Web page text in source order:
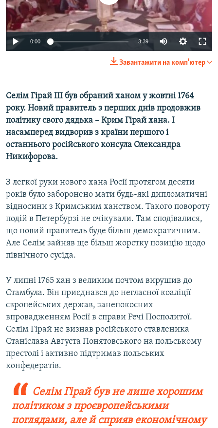
ВІДЕОУРОКИ «ELIFBE»
СВІДЧЕННЯ ОКУПАЦІЇ
УКРАЇНСЬКА ПРОБЛЕМА КРИМУ
Русский
Qırımtatar
Усі сайти RFE/RL
0:00 3:39
Завантажити на комп'ютер
Селім Гірай III був обраний ханом у жовтні 1764
року. Новий правитель з перших днів продовжив
політику свого дядька – Крим Гірай хана. І
насамперед видворив з країни першого і
останнього російського консула Олександра
Никифорова.
З легкої руки нового хана Росії протягом десяти
років було заборонено мати будь-які дипломатичні
відносини з Кримським ханством. Такого повороту
подій в Петербурзі не очікували. Там сподівалися,
що новий правитель буде більш демократичним.
Але Селім зайняв ще більш жорстку позицію щодо
північного сусіда.
У липні 1765 хан з великим почтом вирушив до
Стамбула. Він приєднався до негласної коаліції
європейських держав, занепокоєних
впровадженням Росії в справи Речі Посполитої.
Селім Гірай не визнав російського ставленика
Станіслава Августа Понятовського на польському
престолі і активно підтримав польських
конфедератів.
Селім Гірай був не лише хорошим
політиком з проєвропейськими
поглядами, але й сприяв економічному